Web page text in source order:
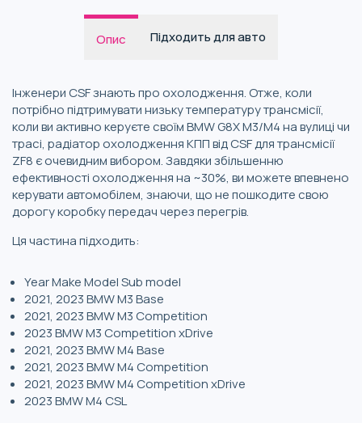
Опис Підходить для авто
Інженери CSF знають про охолодження. Отже, коли
потрібно підтримувати низьку температуру трансмісії,
коли ви активно керуєте своїм BMW G8X M3/M4 на вулиці чи
трасі, радіатор охолодження КПП від CSF для трансмісії
ZF8 є очевидним вибором. Завдяки збільшенню
ефективності охолодження на ~30%, ви можете впевнено
керувати автомобілем, знаючи, що не пошкодите свою
дорогу коробку передач через перегрів.
Ця частина підходить:
Year Make Model Sub model
2021, 2023 BMW M3 Base
2021, 2023 BMW M3 Competition
2023 BMW M3 Competition xDrive
2021, 2023 BMW M4 Base
2021, 2023 BMW M4 Competition
2021, 2023 BMW M4 Competition xDrive
2023 BMW M4 CSL